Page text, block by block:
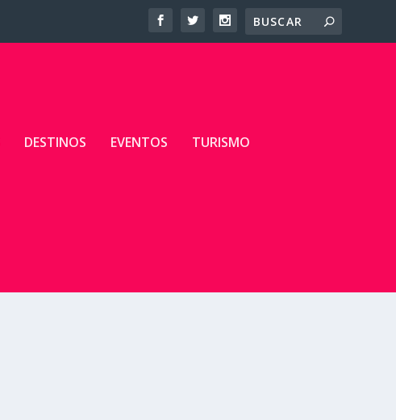
DESTINOS EVENTOS TURISMO